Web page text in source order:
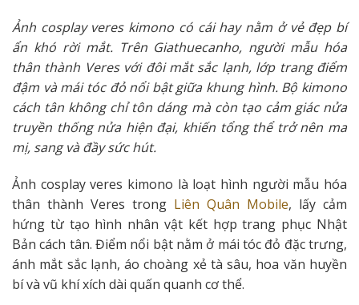
Ảnh cosplay veres kimono có cái hay nằm ở vẻ đẹp bí
ẩn khó rời mắt. Trên Giathuecanho, người mẫu hóa
thân thành Veres với đôi mắt sắc lạnh, lớp trang điểm
đậm và mái tóc đỏ nổi bật giữa khung hình. Bộ kimono
cách tân không chỉ tôn dáng mà còn tạo cảm giác nửa
truyền thống nửa hiện đại, khiến tổng thể trở nên ma
mị, sang và đầy sức hút.
Ảnh cosplay veres kimono là loạt hình người mẫu hóa
thân thành Veres trong Liên Quân Mobile, lấy cảm
hứng từ tạo hình nhân vật kết hợp trang phục Nhật
Bản cách tân. Điểm nổi bật nằm ở mái tóc đỏ đặc trưng,
ánh mắt sắc lạnh, áo choàng xẻ tà sâu, hoa văn huyền
bí và vũ khí xích dài quấn quanh cơ thể.